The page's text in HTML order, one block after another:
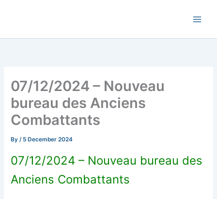
07/12/2024 – Nouveau
bureau des Anciens
Combattants
By/ 5 December 2024
07/12/2024 – Nouveau bureau des
Anciens Combattants